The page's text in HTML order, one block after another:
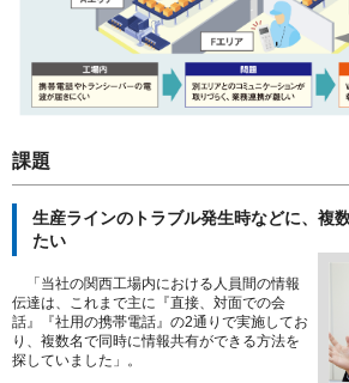
課題
生産ラインのトラブル発生時などに、複
たい
「当社の関西工場内における人員間の情報
伝達は、これまで主に『直接、対面での会
話』『社用の携帯電話』の2通りで実施してお
り、複数名で同時に情報共有ができる方法を
探していました」。